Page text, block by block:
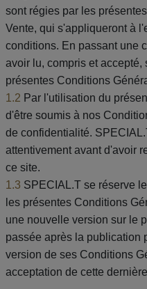
sont régies par les
Vente, qui s'appliqueront à
conditions. En passant une
avoir lu, compris et
présentes Conditions
1.2 Par l'utilisation du
d'être soumis à nos
de confidentialité.
attentivement avant d'avoir
ce site.
1.3 SPECIAL.T se réserve
les présentes Conditions
une nouvelle version sur le
passée après la publication
version de ses Conditions
acceptation de cette